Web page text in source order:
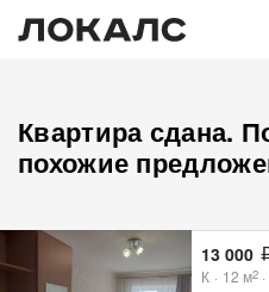
Квартира сдана.
похожие
13 000
К 12 м2